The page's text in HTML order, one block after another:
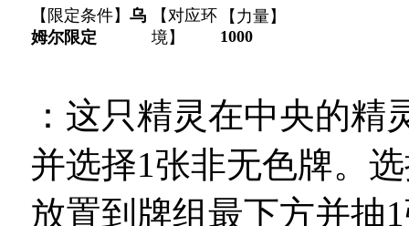
【限定条件】 乌
姆尔限定
【对应环
境】
【力量】
1000
：这只精灵在中央的
并选择1张非无色牌。
放置到牌组最下方并抽